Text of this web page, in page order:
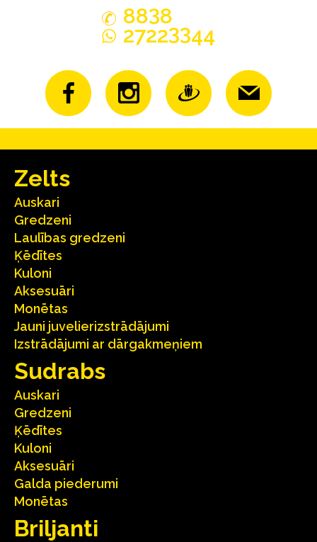
8838
27223344
Zelts
Auskari
Gredzeni
Laulības gredzeni
Ķēdītes
Kuloni
Aksesuāri
Monētas
Jauni juvelierizstrādājumi
Izstrādājumi ar dārgakmeņiem
Sudrabs
Auskari
Gredzeni
Ķēdītes
Kuloni
Aksesuāri
Galda piederumi
Monētas
Briljanti